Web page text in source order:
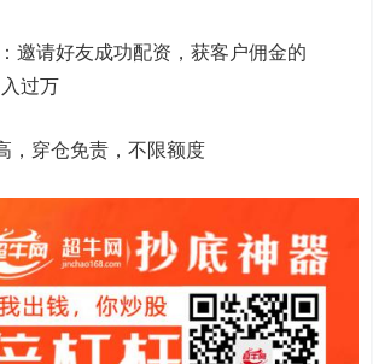
请好友成功配资，获客户佣金的
过万
穿仓免责，不限额度